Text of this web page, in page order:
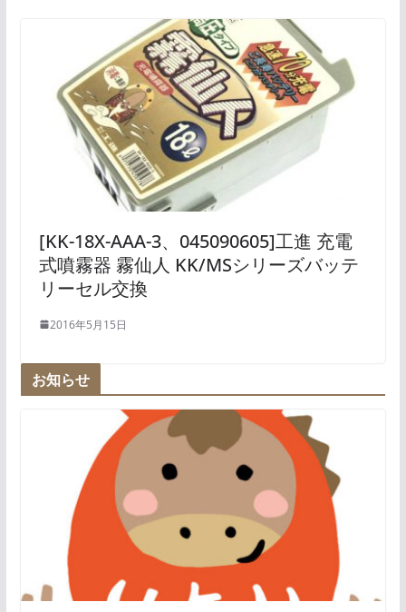
[KK-18X-AAA-3、045090605]工進 充電
式噴霧器 霧仙人 KK/MSシリーズバッテ
リーセル交換
2016年5月15日
お知らせ